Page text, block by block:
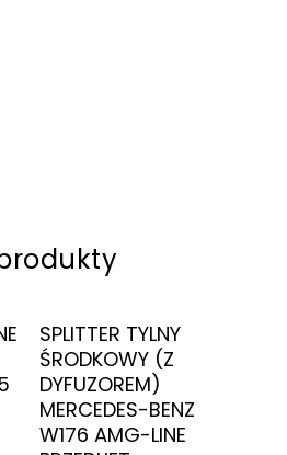
Dowiedz Się
Więcej
SPLITTER TYLNY
ŚRODKOWY (Z
DYFUZOREM)
MERCEDES-BENZ
W176 AMG-LINE